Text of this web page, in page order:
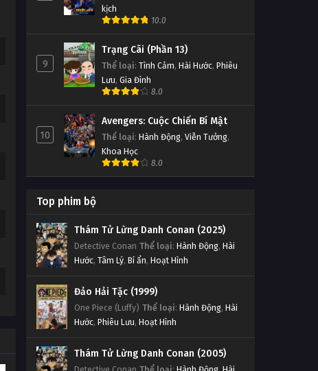
kịch
10.0
9
Trạng Cãi (Phần 13)
Thể loại: Tình Cảm, Hài Hước, Phiêu
Lưu, Gia Đình
8.0
10
Avengers: Cuộc Chiến Bí Mật
Thể loại: Hành Động, Viễn Tưởng,
Khoa Học
8.0
Top phim bộ
Thám Tử Lừng Danh Conan (2025)
Detective Conan Thể loại: Hành Động, Hài
Hước, Tâm Lý, Bí ẩn, Hoạt Hình
Đảo Hải Tặc (1999)
One Piece (Luffy) Thể loại: Hành Động, Hài
Hước, Phiêu Lưu, Hoạt Hình
Thám Tử Lừng Danh Conan (2005)